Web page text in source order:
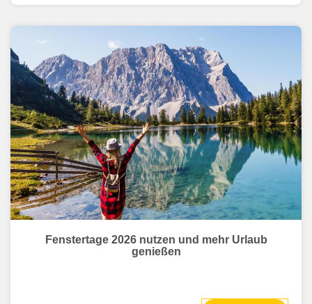
Fenstertage 2026 nutzen und mehr Urlaub
genießen